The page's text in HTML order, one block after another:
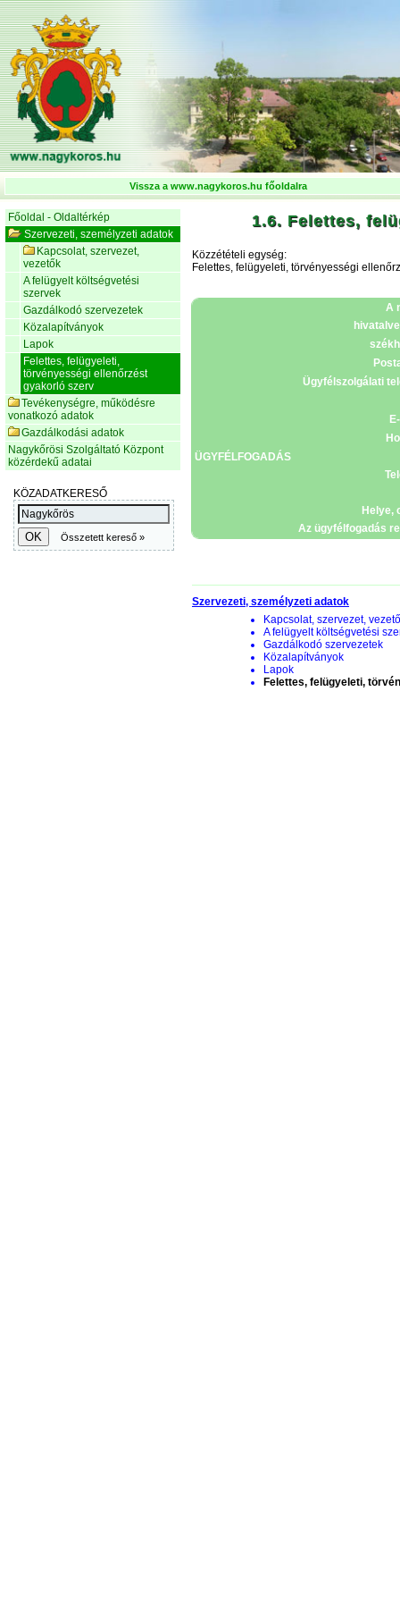
Vissza a www.nagykoros.hu főoldalra
Főoldal - Oldaltérkép
Szervezeti, személyzeti adatok
Kapcsolat, szervezet,
vezetők
A felügyelt költségvetési
szervek
Gazdálkodó szervezetek
Közalapítványok
Lapok
Felettes, felügyeleti,
törvényességi ellenőrzést
gyakorló szerv
Tevékenységre, működésre
vonatkozó adatok
Gazdálkodási adatok
Nagykőrösi Szolgáltató Központ
közérdekű adatai
1.6. Felettes,
Közzétételi egység:
Felettes, felügyeleti, törvényességi
A
Ügyfélszolgálati
ÜGYFÉLFOGADÁS
Helye,
Az ügyfélfogadás
Szervezeti, személyzeti adatok
Kapcsolat, szervezet,
A felügyelt költségvetési
Gazdálkodó szervezetek
Közalapítványok
Lapok
Felettes, felügyeleti,